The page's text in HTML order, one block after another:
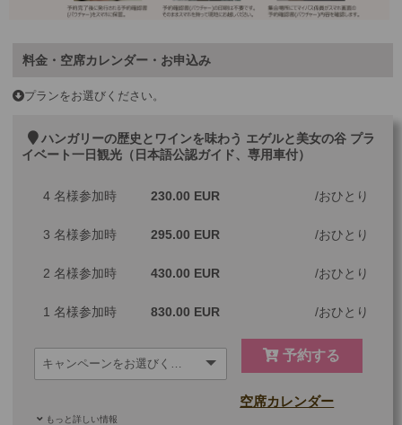
料金・空席カレンダー・お申込み
プランをお選びください。
ハンガリーの歴史とワインを味わう エゲルと美女の谷 プラ
イベート一日観光（日本語公認ガイド、専用車付）
4 名様参加時 230.00 EUR おひとり
3 名様参加時 295.00 EUR おひとり
2 名様参加時 430.00 EUR おひとり
1 名様参加時 830.00 EUR おひとり
予約する
もっと詳しい情報
空席カレンダー